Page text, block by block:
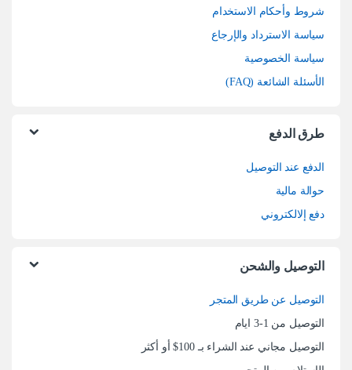
شروط وأحكام الاستخدام
سياسة الاسترداد والإرجاع
سياسة الخصوصية
الأسئلة الشائعة (FAQ)
طرق الدفع
الدفع عند التوصيل
حوالة مالية
دفع إلالكتروني
التوصيل والشحن
التوصيل عن طريق المتجر
التوصيل من 1-3 ايام
التوصيل مجاني عند الشراء بـ 100$ أو أكثر